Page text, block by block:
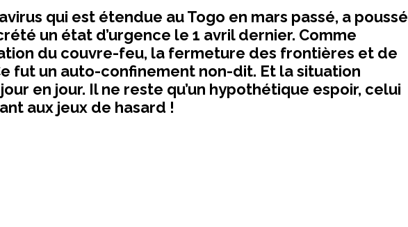
qui est étendue au Togo en mars passé, a poussé
un état d’urgence le 1 avril dernier. Comme
du couvre-feu, la fermeture des frontières et de
fut un auto-confinement non-dit. Et la situation
en jour. Il ne reste qu’un hypothétique espoir, celui
aux jeux de hasard !